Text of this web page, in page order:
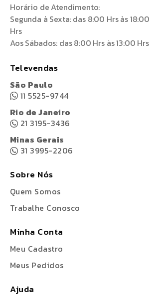
Horário de Atendimento:
Segunda à Sexta: das 8:00 Hrs às 18:00
Hrs
Aos Sábados: das 8:00 Hrs às 13:00 Hrs
Televendas
São Paulo
11 5525-9744
Rio de Janeiro
21 3195-3436
Minas Gerais
31 3995-2206
Sobre Nós
Quem Somos
Trabalhe Conosco
Minha Conta
Meu Cadastro
Meus Pedidos
Ajuda